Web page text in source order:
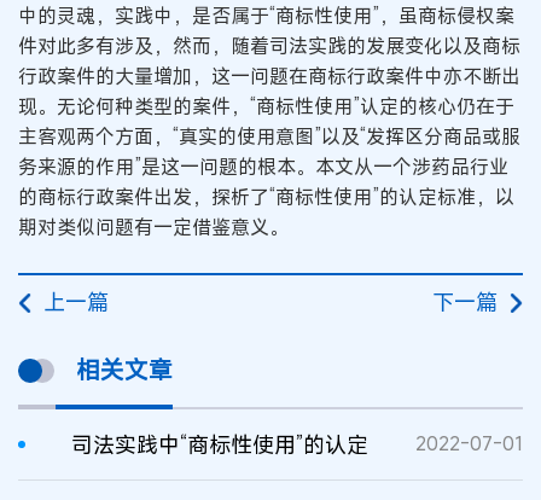
中的灵魂，实践中，是否属于“商标性使用”，虽商标侵权案
件对此多有涉及，然而，随着司法实践的发展变化以及商标
行政案件的大量增加，这一问题在商标行政案件中亦不断出
现。无论何种类型的案件，“商标性使用”认定的核心仍在于
主客观两个方面，“真实的使用意图”以及“发挥区分商品或服
务来源的作用”是这一问题的根本。本文从一个涉药品行业
的商标行政案件出发，探析了“商标性使用”的认定标准，以
期对类似问题有一定借鉴意义。
上一篇 下一篇
相关文章
司法实践中“商标性使用”的认定 2022-07-01